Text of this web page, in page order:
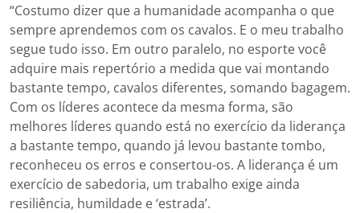
“Costumo dizer que a humanidade acompanha o que
sempre aprendemos com os cavalos. E o meu trabalho
segue tudo isso. Em outro paralelo, no esporte você
adquire mais repertório a medida que vai montando
bastante tempo, cavalos diferentes, somando bagagem.
Com os líderes acontece da mesma forma, são
melhores líderes quando está no exercício da liderança
a bastante tempo, quando já levou bastante tombo,
reconheceu os erros e consertou-os. A liderança é um
exercício de sabedoria, um trabalho exige ainda
resiliência, humildade e ‘estrada’.